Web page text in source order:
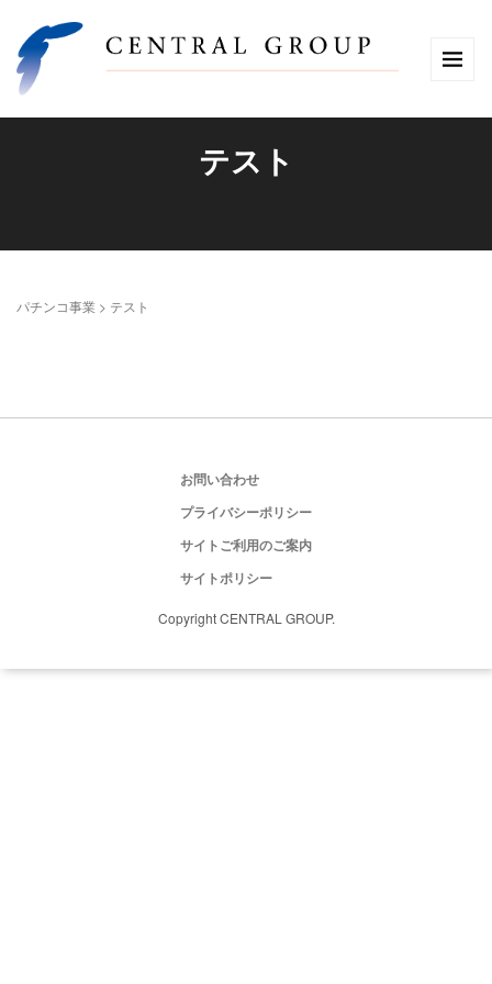
テスト
パチンコ事業 > テスト
お問い合わせ
プライバシーポリシー
サイトご利用のご案内
サイトポリシー
Copyright CENTRAL GROUP.